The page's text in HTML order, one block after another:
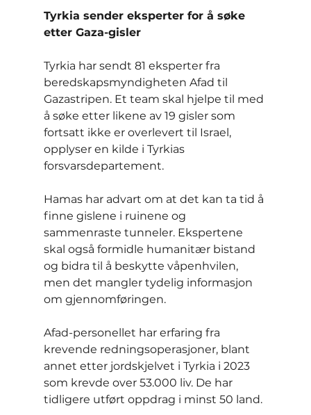
Tyrkia sender eksperter for å søke
etter Gaza-gisler
Tyrkia har sendt 81 eksperter fra
beredskapsmyndigheten Afad til
Gazastripen. Et team skal hjelpe til med
å søke etter likene av 19 gisler som
fortsatt ikke er overlevert til Israel,
opplyser en kilde i Tyrkias
forsvarsdepartement.
Hamas har advart om at det kan ta tid å
finne gislene i ruinene og
sammenraste tunneler. Ekspertene
skal også formidle humanitær bistand
og bidra til å beskytte våpenhvilen,
men det mangler tydelig informasjon
om gjennomføringen.
Afad-personellet har erfaring fra
krevende redningsoperasjoner, blant
annet etter jordskjelvet i Tyrkia i 2023
som krevde over 53.000 liv. De har
tidligere utført oppdrag i minst 50 land.